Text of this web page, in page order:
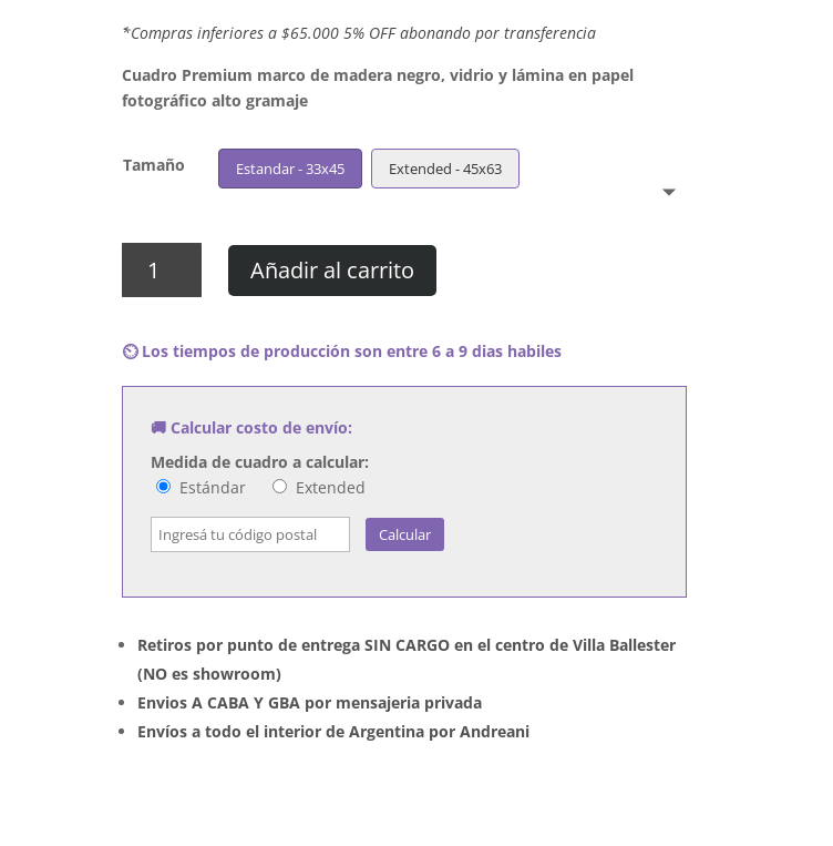
´*Compras inferiores a $65.000 5% OFF abonando por transferencia
Cuadro Premium marco de madera negro, vidrio y lámina en papel
fotográfico alto gramaje
Tamaño Estandar - 33x45 Extended - 45x63
Wonderful
cantidad
Añadir al carrito
⏲️ Los tiempos de producción son entre 6 a 9 dias habiles
🚚 Calcular costo de envío:
Medida de cuadro a calcular:
Estándar
Extended
Calcular
Retiros por punto de entrega SIN CARGO en el centro de Villa Ballester
(NO es showroom)
Envios A CABA Y GBA por mensajeria privada
Envíos a todo el interior de Argentina por Andreani